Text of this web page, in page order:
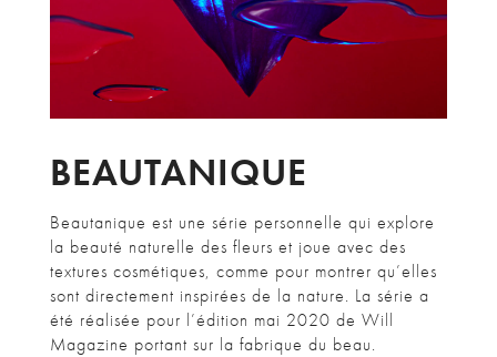
BEAUTANIQUE
Beautanique est une série personnelle qui explore
la beauté naturelle des fleurs et joue avec des
textures cosmétiques, comme pour montrer qu’elles
sont directement inspirées de la nature. La série a
été réalisée pour l’édition mai 2020 de Will
Magazine portant sur la fabrique du beau.